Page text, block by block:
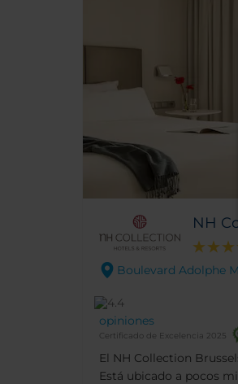
NH
Boulevard Adolphe
opiniones
Certificado de Excelencia 2025
El NH Collection
Está ubicado a pocos